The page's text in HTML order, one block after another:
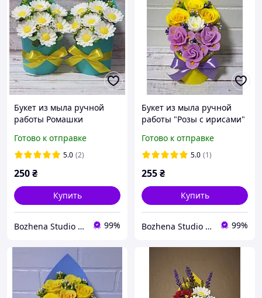
Букет из мыла ручной
работы Ромашки
Готово к отправке
5.0 (2)
250₴
Купить
Bozhena Studio - «Майстерня затишку: мило, свічки, гіпс та авторські форми» 99%
Букет из мыла ручной
работы "Розы с ирисами"
Готово к отправке
5.0 (1)
255₴
Купить
Bozhena Studio - «Майстерня затишку: мило, свічки, гіпс та авторські форми» 99%